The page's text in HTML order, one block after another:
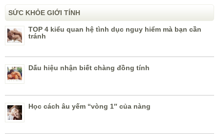
SỨC KHỎE GIỚI TÍNH
TOP 4 kiểu quan hệ tình dục nguy hiểm mà bạn cần
tránh
Dấu hiệu nhận biết chàng đồng tính
Học cách âu yếm “vòng 1″ của nàng